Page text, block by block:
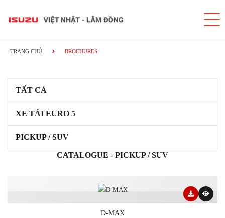
TRANG CHỦ BROCHURES
TẤT CẢ
XE TẢI EURO 5
PICKUP / SUV
CATALOGUE - PICKUP / SUV
D-MAX